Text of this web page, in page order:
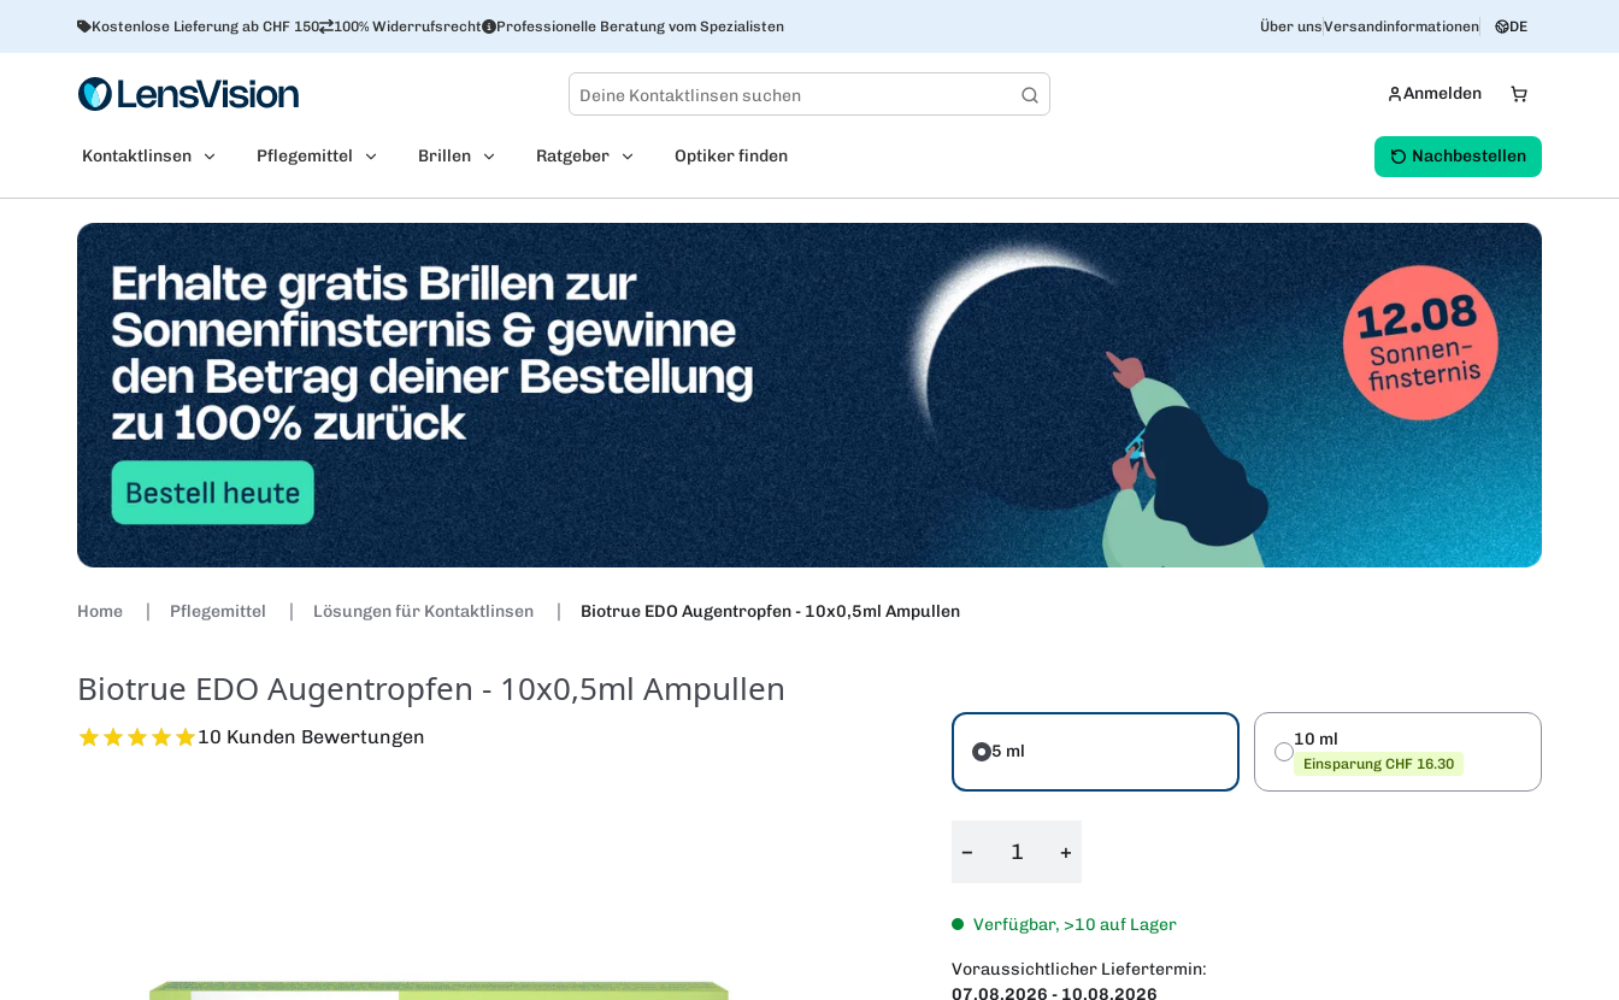
Kostenlose Lieferung ab CHF 150 100% Widerrufsrecht Professionelle Beratung vom Spezialisten Über unsVersandinformationen DE
Anmelden
Kontaktlinsen Pflegemittel Brillen Ratgeber Optiker finden Nachbestellen
Home Pflegemittel Lösungen für Kontaktlinsen Biotrue EDO Augentropfen - 10x0,5ml Ampullen
Biotrue EDO Augentropfen - 10x0,5ml Ampullen
10 Kunden Bewertungen
5 ml
10 ml
Einsparung CHF 16.30
− +
Verfügbar, >10 auf Lager
Voraussichtlicher Liefertermin:
07.08.2026 - 10.08.2026